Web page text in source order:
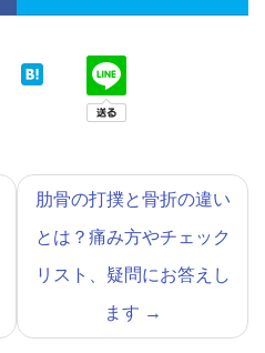
肋骨の打撲と骨折の違い
とは？痛み方やチェック
リスト、疑問にお答えし
ます →